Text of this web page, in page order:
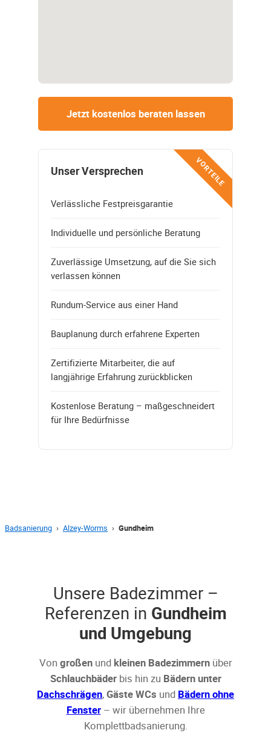
Jetzt kostenlos beraten lassen
VORTEILE
Unser Versprechen
Verlässliche Festpreisgarantie
Individuelle und persönliche Beratung
Zuverlässige Umsetzung, auf die Sie sich
verlassen können
Rundum-Service aus einer Hand
Bauplanung durch erfahrene Experten
Zertifizierte Mitarbeiter, die auf
langjährige Erfahrung zurückblicken
Kostenlose Beratung – maßgeschneidert
für Ihre Bedürfnisse
Badsanierung › Alzey-Worms › Gundheim
Unsere Badezimmer –
Referenzen in Gundheim
und Umgebung
Von großenund kleinen Badezimmernüber
Schlauchbäderbis hin zu Bädern unter
Dachschrägen,Gäste WCs und Bädern ohne
Fenster– wir übernehmen Ihre
Komplettbadsanierung.